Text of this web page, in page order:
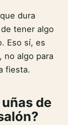
dura
tener algo
Eso sí, es
no algo para
fiesta.
de